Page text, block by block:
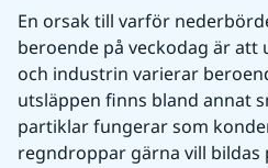
En orsak till varför
beroende på veckodag är
och industrin varierar
utsläppen finns bland annat
partiklar fungerar som
regndroppar gärna vill bildas